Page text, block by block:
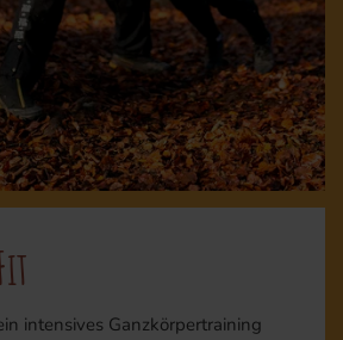
intensives Ganzkörpertraining